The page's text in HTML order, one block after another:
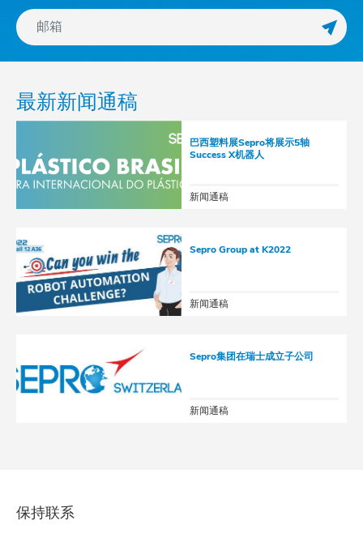
订阅
最新新闻通稿
巴西塑料展Sepro将展示5轴
Success X机器人
新闻通稿
Sepro Group at K2022
新闻通稿
Sepro集团在瑞士成立子公司
新闻通稿
保持联系